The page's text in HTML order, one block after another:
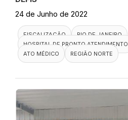
24 de Junho de 2022
FISCALIZAÇÃO
RIO DE JANEIRO
HOSPITAL DE PRONTO ATENDIMENTO
ATO MÉDICO
REGIÃO NORTE